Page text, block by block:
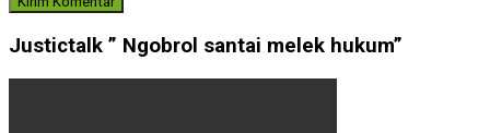
Justictalk ” Ngobrol santai melek hukum”